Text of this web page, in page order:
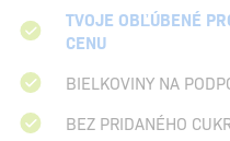
TVOJE OBĽÚBENÉ
CENU
BIELKOVINY NA
BEZ PRIDANÉHO